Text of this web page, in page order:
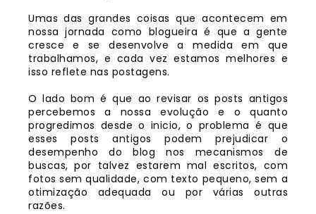
Umas das grandes coisas que acontecem em
nossa jornada como blogueira é que a gente
cresce e se desenvolve a medida em que
trabalhamos, e cada vez estamos melhores e
isso reflete nas postagens.
O lado bom é que ao revisar os posts antigos
percebemos a nossa evolução e o quanto
progredimos desde o inicio, o problema é que
esses posts antigos podem prejudicar o
desempenho do blog nos mecanismos de
buscas, por talvez estarem mal escritos, com
fotos sem qualidade, com texto pequeno, sem a
otimização adequada ou por várias outras
razões.